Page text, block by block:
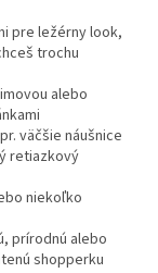
pre ležérny look,
trochu
alebo
väčšie náušnice
retiazkový
niekoľko
prírodnú alebo
shopperku